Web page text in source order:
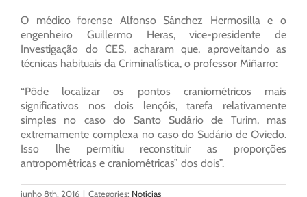
O médico forense Alfonso Sánchez Hermosilla e o
engenheiro Guillermo Heras, vice-presidente de
Investigação do CES, acharam que, aproveitando as
técnicas habituais da Criminalística, o professor Miñarro:
“Pôde localizar os pontos craniométricos mais
significativos nos dois lençóis, tarefa relativamente
simples no caso do Santo Sudário de Turim, mas
extremamente complexa no caso do Sudário de Oviedo.
Isso lhe permitiu reconstituir as proporções
antropométricas e craniométricas” dos dois”.
junho 8th, 2016 | Categories: Notícias